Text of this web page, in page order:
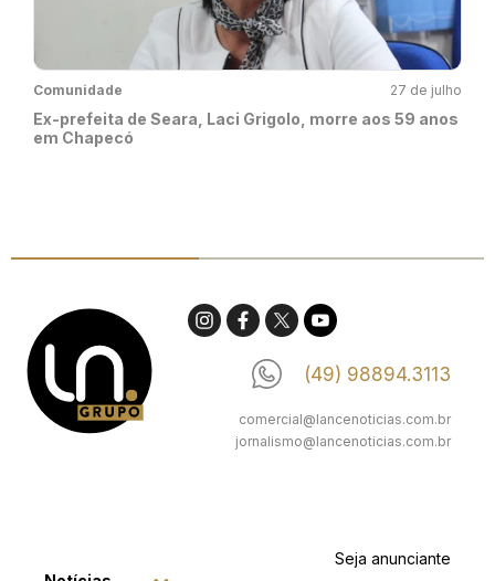
Comunidade 27 de julho
Ex-prefeita de Seara, Laci Grigolo, morre aos 59 anos
em Chapecó
(49) 98894.3113
comercial@lancenoticias.com.br
jornalismo@lancenoticias.com.br
Seja anunciante